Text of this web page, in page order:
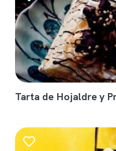
Tarta de Hojaldre y